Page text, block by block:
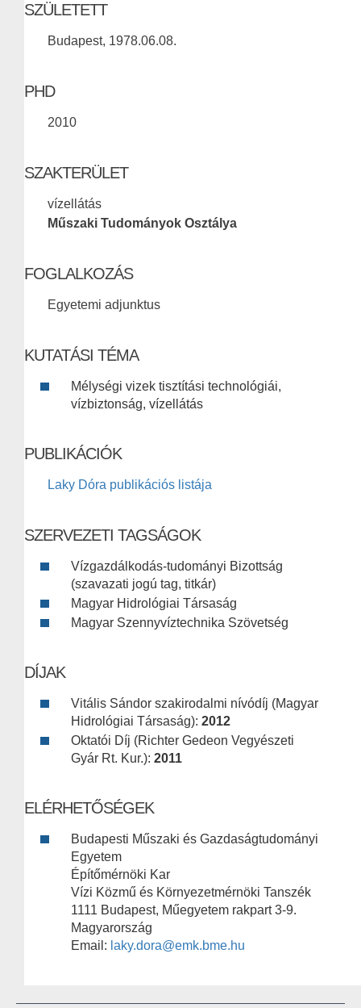
SZÜLETETT
Budapest, 1978.06.08.
PHD
2010
SZAKTERÜLET
vízellátás
Műszaki Tudományok Osztálya
FOGLALKOZÁS
Egyetemi adjunktus
KUTATÁSI TÉMA
Mélységi vizek tisztítási technológiái,
vízbiztonság, vízellátás
PUBLIKÁCIÓK
Laky Dóra publikációs listája
SZERVEZETI TAGSÁGOK
Vízgazdálkodás-tudományi Bizottság
(szavazati jogú tag, titkár)
Magyar Hidrológiai Társaság
Magyar Szennyvíztechnika Szövetség
DÍJAK
Vitális Sándor szakirodalmi nívódíj (Magyar
Hidrológiai Társaság): 2012
Oktatói Díj (Richter Gedeon Vegyészeti
Gyár Rt. Kur.): 2011
ELÉRHETŐSÉGEK
Budapesti Műszaki és Gazdaságtudományi
Egyetem
Építőmérnöki Kar
Vízi Közmű és Környezetmérnöki Tanszék
1111 Budapest, Műegyetem rakpart 3-9.
Magyarország
Email: laky.dora@emk.bme.hu